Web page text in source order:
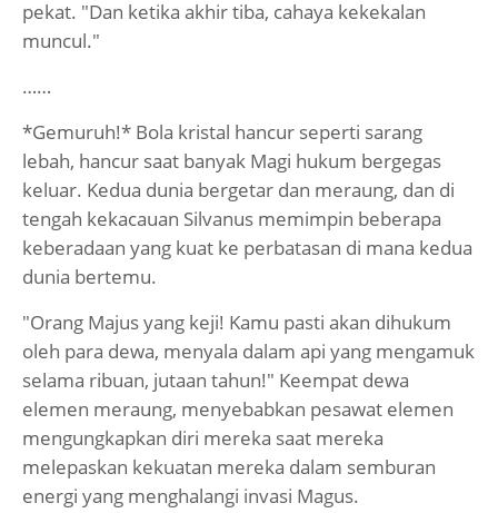
pekat. "Dan ketika akhir tiba, cahaya kekekalan
muncul."
……
*Gemuruh!* Bola kristal hancur seperti sarang
lebah, hancur saat banyak Magi hukum bergegas
keluar. Kedua dunia bergetar dan meraung, dan di
tengah kekacauan Silvanus memimpin beberapa
keberadaan yang kuat ke perbatasan di mana kedua
dunia bertemu.
"Orang Majus yang keji! Kamu pasti akan dihukum
oleh para dewa, menyala dalam api yang mengamuk
selama ribuan, jutaan tahun!" Keempat dewa
elemen meraung, menyebabkan pesawat elemen
mengungkapkan diri mereka saat mereka
melepaskan kekuatan mereka dalam semburan
energi yang menghalangi invasi Magus.